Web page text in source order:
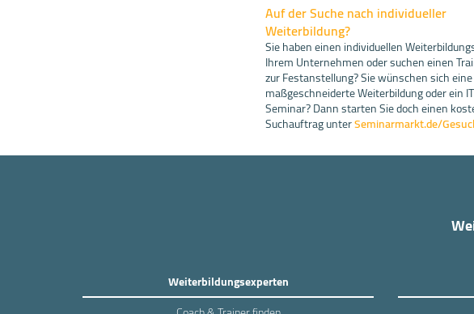
Auf der Suche nach individueller
Weiterbildung?
Sie haben einen individuellen
Ihrem Unternehmen oder suchen einen
zur Festanstellung? Sie wünschen sich eine
maßgeschneiderte Weiterbildung oder ein
Seminar? Dann starten Sie doch einen
Suchauftrag unterSeminarmarkt.de/
Weiterbildungsexperten